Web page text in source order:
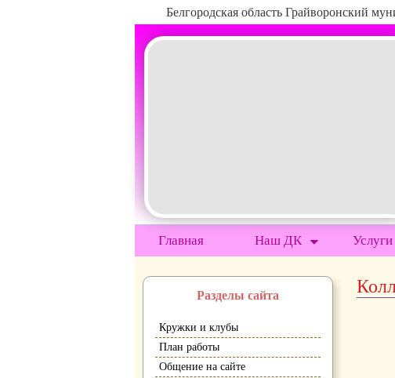
Белгородская область Грайворонский
Главная Наш ДК Услуги
Разделы сайта
Кружки и клубы
План работы
Общение на сайте